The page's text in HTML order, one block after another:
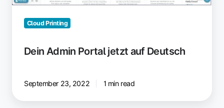
Cloud Printing
Dein Admin Portal jetzt auf Deutsch
September 23, 2022 1 min read